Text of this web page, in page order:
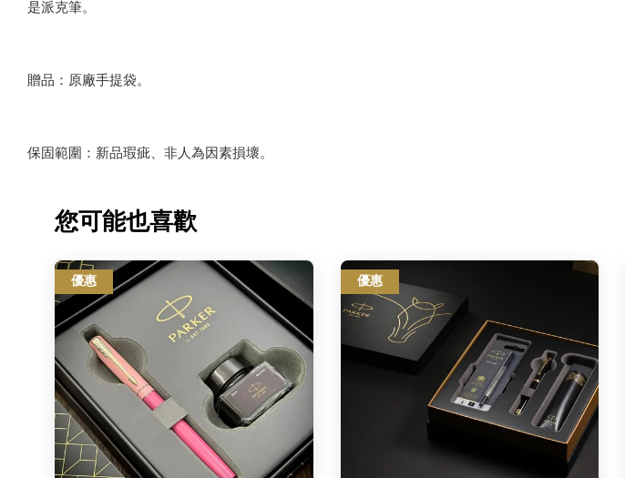
是派克筆。
贈品：原廠手提袋。
保固範圍：新品瑕疵、非人為因素損壞。
您可能也喜歡
優惠 優惠